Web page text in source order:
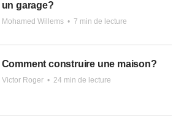
un garage?
Mohamed Willems • 7 min de lecture
Comment construire une maison?
Victor Roger • 24 min de lecture